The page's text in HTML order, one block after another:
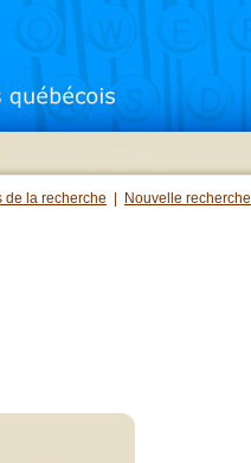
de la recherche Nouvelle recherche